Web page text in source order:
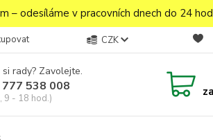
– odesíláme v pracovních dnech do 24
CZK
rady? Zavolejte.
538 008
9 - 18 hod.) za